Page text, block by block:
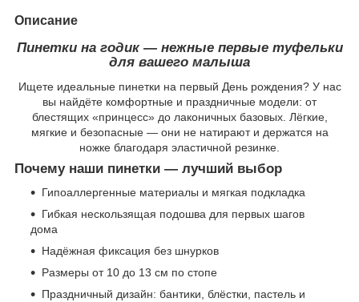
Описание
Пинетки на годик — нежные первые туфельки
для вашего малыша
Ищете идеальные пинетки на первый День рождения? У нас
вы найдёте комфортные и праздничные модели: от
блестящих «принцесс» до лаконичных базовых. Лёгкие,
мягкие и безопасные — они не натирают и держатся на
ножке благодаря эластичной резинке.
Почему наши пинетки — лучший выбор
Гипоаллергенные материалы и мягкая подкладка
Гибкая нескользящая подошва для первых шагов
дома
Надёжная фиксация без шнурков
Размеры от 10 до 13 см по стопе
Праздничный дизайн: бантики, блёстки, пастель и